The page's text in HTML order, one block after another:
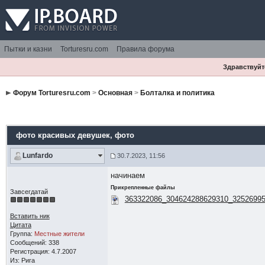
Пытки и казни Torturesru.com Правила форума
Форум Torturesru.com > Основная> Болталка и политика
фото красивых девушек, фото
Lunfardo 30.7.2023, 11:56
Завсегдатай
Вставить ник
Цитата
Группа: Местные жители
Сообщений: 338
Регистрация: 4.7.2007
Из: Рига
начинаем
Прикрепленные файлы